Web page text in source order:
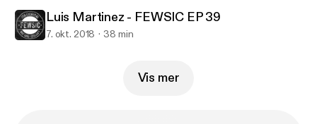
Luis Martinez - FEWSIC EP 39
7. okt. 2018 38 min
Vis mer